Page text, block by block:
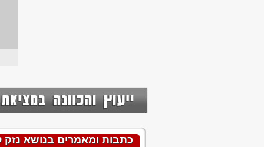
כתבות ומאמרים בנושא נזק